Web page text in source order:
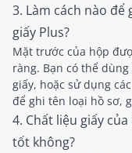
3. Làm cách nào
giấy Plus?
Mặt trước của hộp
ràng. Bạn có thể
giấy, hoặc sử dụng
để ghi tên loại hồ sơ,
4. Chất liệu giấy
tốt không?